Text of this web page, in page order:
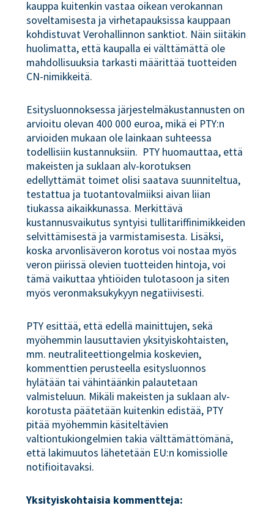
kauppa kuitenkin vastaa oikean verokannan
soveltamisesta ja virhetapauksissa kauppaan
kohdistuvat Verohallinnon sanktiot. Näin siitäkin
huolimatta, että kaupalla ei välttämättä ole
mahdollisuuksia tarkasti määrittää tuotteiden
CN-nimikkeitä.
Esitysluonnoksessa järjestelmäkustannusten on
arvioitu olevan 400 000 euroa, mikä ei PTY:n
arvioiden mukaan ole lainkaan suhteessa
todellisiin kustannuksiin. PTY huomauttaa, että
makeisten ja suklaan alv-korotuksen
edellyttämät toimet olisi saatava suunniteltua,
testattua ja tuotantovalmiiksi aivan liian
tiukassa aikaikkunassa. Merkittävä
kustannusvaikutus syntyisi tullitariffinimikkeiden
selvittämisestä ja varmistamisesta. Lisäksi,
koska arvonlisäveron korotus voi nostaa myös
veron piirissä olevien tuotteiden hintoja, voi
tämä vaikuttaa yhtiöiden tulotasoon ja siten
myös veronmaksukykyyn negatiivisesti.
PTY esittää, että edellä mainittujen, sekä
myöhemmin lausuttavien yksityiskohtaisten,
mm. neutraliteettiongelmia koskevien,
kommenttien perusteella esitysluonnos
hylätään tai vähintäänkin palautetaan
valmisteluun. Mikäli makeisten ja suklaan alv-
korotusta päätetään kuitenkin edistää, PTY
pitää myöhemmin käsiteltävien
valtiontukiongelmien takia välttämättömänä,
että lakimuutos lähetetään EU:n komissiolle
notifioitavaksi.
Yksityiskohtaisia kommentteja: